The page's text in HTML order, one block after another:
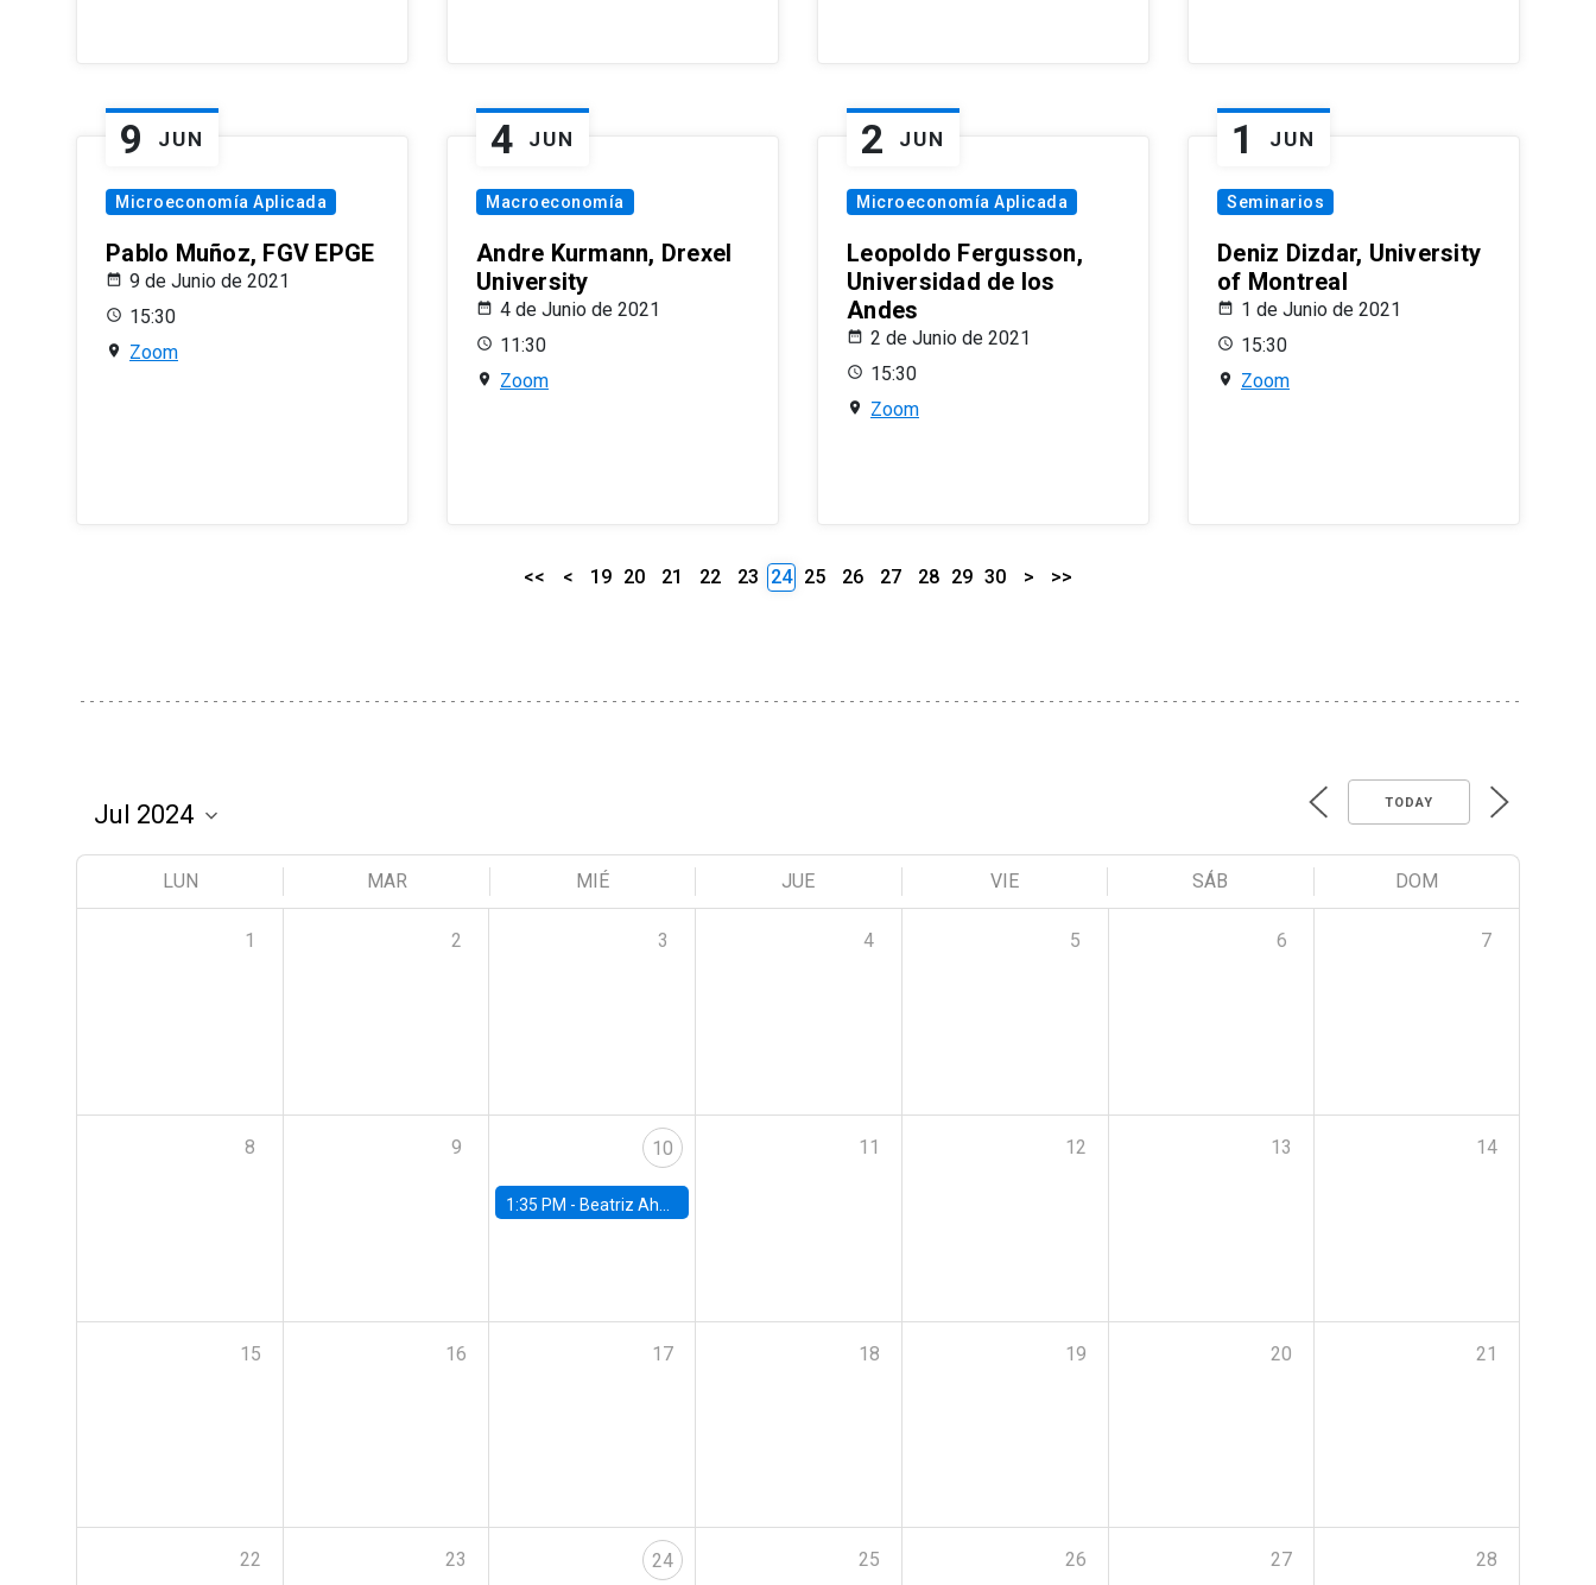
9 JUN
Microeconomía Aplicada
Pablo Muñoz, FGV EPGE
9 de Junio de 2021
15:30
Zoom
4 JUN
Macroeconomía
Andre Kurmann, Drexel
University
4 de Junio de 2021
11:30
Zoom
2 JUN
Microeconomía Aplicada
Leopoldo Fergusson,
Universidad de los
Andes
2 de Junio de 2021
15:30
Zoom
1 JUN
Seminarios
Deniz Dizdar, University
of Montreal
1 de Junio de 2021
15:30
Zoom
<< < 19 20 21 22 23 24 25 26 27 28 29 30 > >>
TODAY
LUN MAR MIÉ JUE VIE SÁB DOM
1 2 3 4 5 6 7
8 9 10
1:35 PM - Beatriz Ahumada, PhD candidate, Universidad de Pittsburgh
11 12 13 14
15 16 17 18 19 20 21
22 23 24 25 26 27 28